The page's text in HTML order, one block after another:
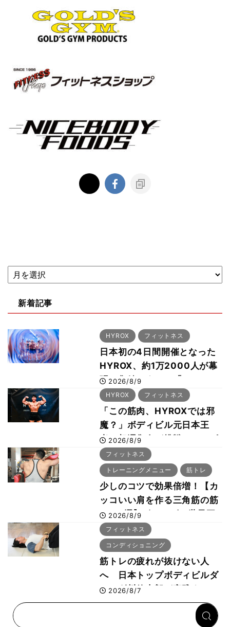
新着記事
HYROX フィットネス
日本初の4日間開催となった
HYROX、約1万2000人が幕
張に集結 すでに「2028、
29年の大会も準備」
2026/8/9
HYROX フィットネス
「この筋肉、HYROXでは邪
魔？」ボディビル元日本王
者・相澤隼人が挑戦 バーピ
ーでは驚異の種目2位
2026/8/9
フィットネス
トレーニングメニュー 筋トレ
少しのコツで効果倍増！【カ
ッコいい肩を作る三角筋の筋
トレ6選】ボディビル世界王
者が解説！
2026/8/9
フィットネス
コンディショニング
筋トレの疲れが抜けない人
へ 日本トップボディビルダ
ー・刈川啓志郎が実践する
「回復習慣」
2026/8/7